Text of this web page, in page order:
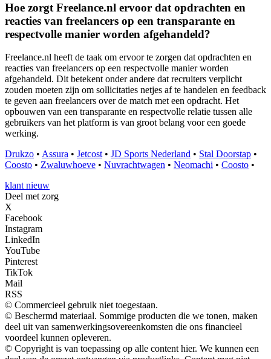
Hoe zorgt Freelance.nl ervoor dat opdrachten en
reacties van freelancers op een transparante en
respectvolle manier worden afgehandeld?
Freelance.nl heeft de taak om ervoor te zorgen dat opdrachten en
reacties van freelancers op een respectvolle manier worden
afgehandeld. Dit betekent onder andere dat recruiters verplicht
zouden moeten zijn om sollicitaties netjes af te handelen en feedback
te geven aan freelancers over de match met een opdracht. Het
opbouwen van een transparante en respectvolle relatie tussen alle
gebruikers van het platform is van groot belang voor een goede
werking.
Drukzo • Assura • Jetcost• JD Sports Nederland • Stal Doorstap •
Coosto • Zwaluwhoeve • Nuvrachtwagen • Neomachi • Coosto •
klant nieuw
Deel met zorg
X
Facebook
Instagram
LinkedIn
YouTube
Pinterest
TikTok
Mail
RSS
© Commercieel gebruik niet toegestaan.
© Beschermd materiaal. Sommige producten die we tonen, maken
deel uit van samenwerkingsovereenkomsten die ons financieel
voordeel kunnen opleveren.
© Copyright is van toepassing op alle content hier. We kunnen een